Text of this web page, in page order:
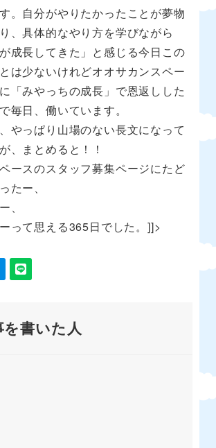
。自分がやりたかったことが夢物
、具体的なやり方を学びながら
成長してきた」と感じる今日この
は少ないけれどオオサカンスペー
「みやっちの成長」で恩返しした
毎日、働いています。
やっぱり山場のない長文になって
、まとめると！！
ースのスタッフ募集ページにたど
たー、
、
って思える365日でした。]]>
を書いた人